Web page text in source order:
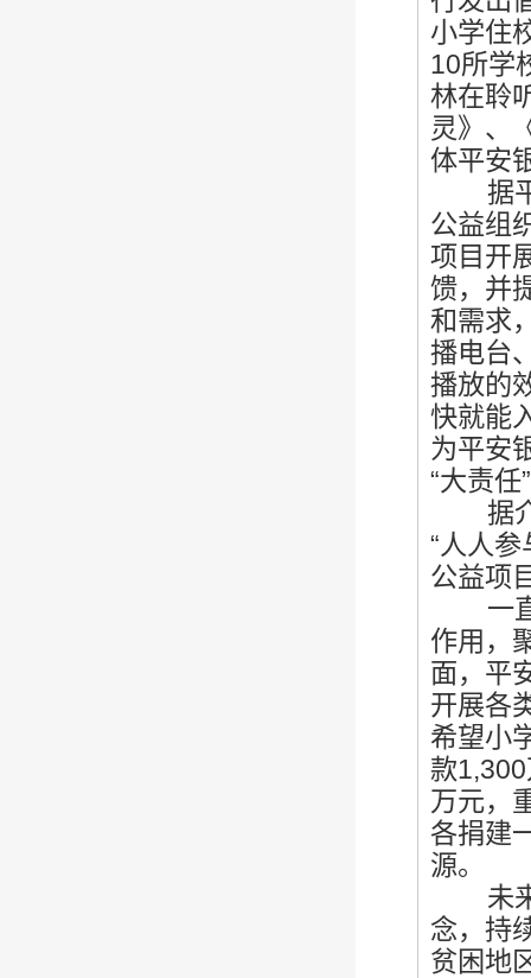
小学住
10所学
林在聆
灵》、
体平安
据平
公益组
项目开
馈，并
和需求
播电台
播放的
快就能
为平安
“大责任
据介
“人人
公益项
一直
作用，
面，平
开展各
希望小
款
万元，
各捐建
源。
未
念，持
贫困地